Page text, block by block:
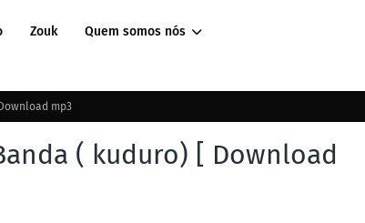
Zouk Quem somos nós
mp3
( kuduro) [ Download